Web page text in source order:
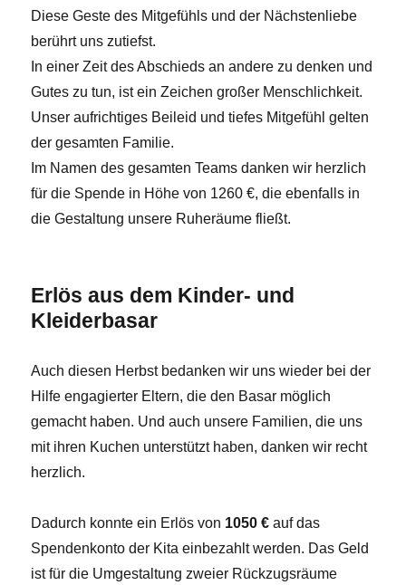
Diese Geste des Mitgefühls und der Nächstenliebe
berührt uns zutiefst.
In einer Zeit des Abschieds an andere zu denken und
Gutes zu tun, ist ein Zeichen großer Menschlichkeit.
Unser aufrichtiges Beileid und tiefes Mitgefühl gelten
der gesamten Familie.
Im Namen des gesamten Teams danken wir herzlich
für die Spende in Höhe von 1260 €, die ebenfalls in
die Gestaltung unsere Ruheräume fließt.
Erlös aus dem Kinder- und
Kleiderbasar
Auch diesen Herbst bedanken wir uns wieder bei der
Hilfe engagierter Eltern, die den Basar möglich
gemacht haben. Und auch unsere Familien, die uns
mit ihren Kuchen unterstützt haben, danken wir recht
herzlich.
Dadurch konnte ein Erlös von 1050 € auf das
Spendenkonto der Kita einbezahlt werden. Das Geld
ist für die Umgestaltung zweier Rückzugsräume